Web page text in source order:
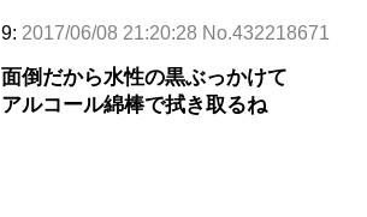
9: 2017/06/08 21:20:28 No.432218671
面倒だから水性の黒ぶっかけて
アルコール綿棒で拭き取るね